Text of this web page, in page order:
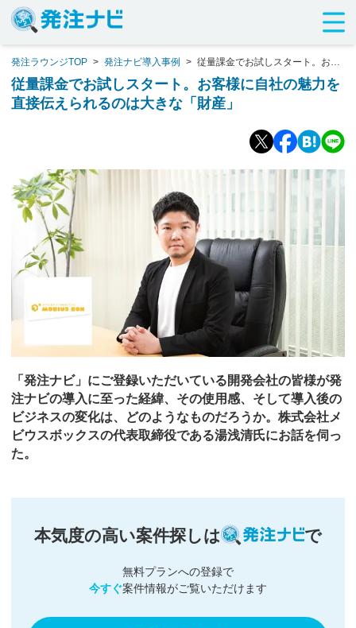
発注ラウンジTOP > 発注ナビ導入事例 > 従量課金でお試しスタート。お客
様に自社の魅力を直接伝えられるのは大きな「財産」
従量課金でお試しスタート。お客様に自社の魅力を
直接伝えられるのは大きな「財産」
「発注ナビ」にご登録いただいている開発会社の皆様が発
注ナビの導入に至った経緯、その使用感、そして導入後の
ビジネスの変化は、どのようなものだろうか。株式会社メ
ビウスボックスの代表取締役である湯浅清氏にお話を伺っ
た。
本気度の高い案件探しは で
無料プランへの登録で
今すぐ案件情報がご覧いただけます